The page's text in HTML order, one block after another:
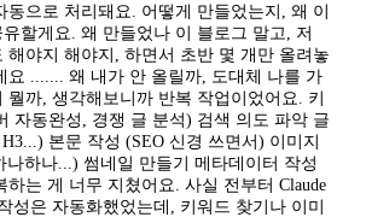
동으로 처리돼요. 어떻게 만들었는지, 왜 이
할게요. 왜 만들었나 이 블로그 말고, 저
해야지 해야지, 하면서 초반 몇 개만 올려놓
요 ....... 왜 내가 안 올릴까, 도대체 나를 가
뭘까, 생각해보니까 반복 작업이었어요. 키
자동완성, 경쟁 글 분석) 검색 의도 파악 글
본문 작성 (SEO 신경 쓰면서) 이미지
나하나...) 썸네일 만들기 메타데이터 작성
하는 게 너무 지쳤어요. 사실 전부터 Claude
성은 자동화했었는데, 키워드 찾기나 이미